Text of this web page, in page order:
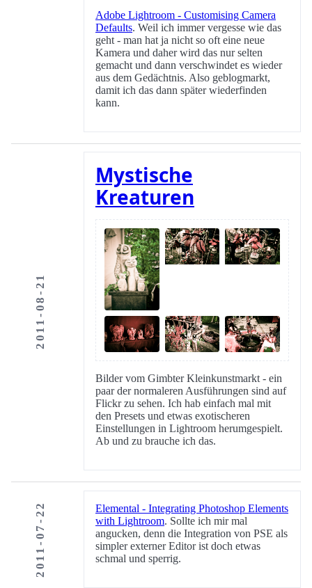
Adobe Lightroom - Customising Camera
Defaults. Weil ich immer vergesse wie das
geht - man hat ja nicht so oft eine neue
Kamera und daher wird das nur selten
gemacht und dann verschwindet es wieder
aus dem Gedächtnis. Also geblogmarkt,
damit ich das dann später wiederfinden
kann.
2011-08-21
Mystische
Kreaturen
Bilder vom Gimbter Kleinkunstmarkt - ein
paar der normaleren Ausführungen sind auf
Flickr zu sehen. Ich hab einfach mal mit
den Presets und etwas exotischeren
Einstellungen in Lightroom herumgespielt.
Ab und zu brauche ich das.
2011-07-22
Elemental - Integrating Photoshop Elements
with Lightroom. Sollte ich mir mal
angucken, denn die Integration von PSE als
simpler externer Editor ist doch etwas
schmal und sperrig.